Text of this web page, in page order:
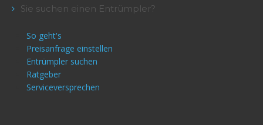
Sie suchen einen Entrümpler?
So geht's
Preisanfrage einstellen
Entrümpler suchen
Ratgeber
Serviceversprechen